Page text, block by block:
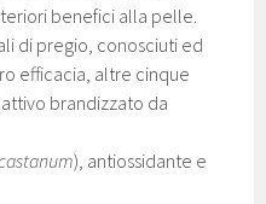
benefici alla pelle.
di pregio, conosciuti ed
efficacia, altre cinque
brandizzato da
), antiossidante e